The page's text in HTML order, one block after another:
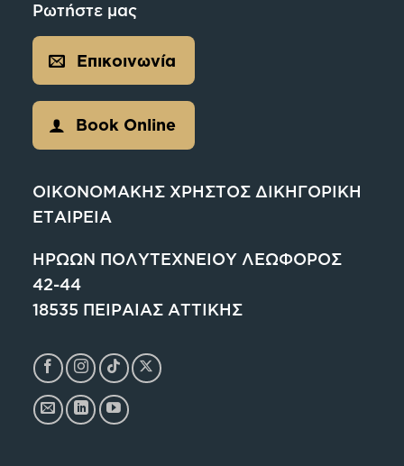
Ρωτήστε μας
Επικοινωνία
Book Online
ΟΙΚΟΝΟΜΑΚΗΣ ΧΡΗΣΤΟΣ ΔΙΚΗΓΟΡΙΚΗ
ΕΤΑΙΡΕΙΑ
ΗΡΩΩΝ ΠΟΛΥΤΕΧΝΕΙΟΥ ΛΕΩΦΟΡΟΣ
42-44
18535 ΠΕΙΡΑΙΑΣ ΑΤΤΙΚΗΣ